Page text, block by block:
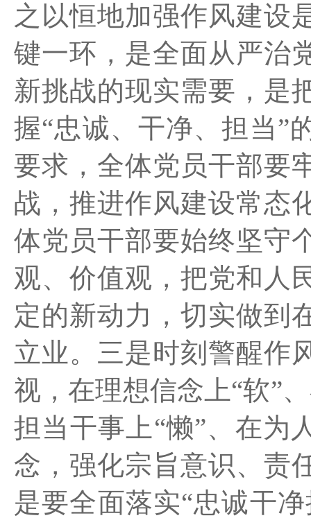
之以恒地加强作风建设
键一环，是全面从严治
新挑战的现实需要，是
握“忠诚、干净、担当”
要求，全体党员干部要
战，推进作风建设常态
体党员干部要始终坚守
观、价值观，把党和人
定的新动力 ，切实做到
立业。 三是时刻警醒作
视，在理想信念上“软”
担当干事上“懒”、在为
念，强化宗旨意识、责
是要全面落实“忠诚干